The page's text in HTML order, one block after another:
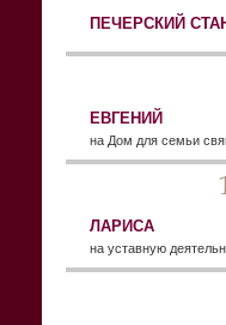
ПЕЧЕРСКИЙ
ЕВГЕНИЙ
на Дом для семьи
ЛАРИСА
на уставную